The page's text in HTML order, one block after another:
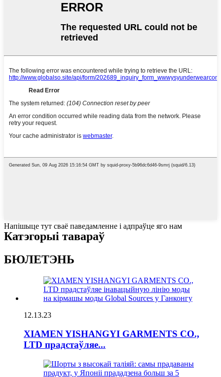
Напішыце тут сваё паведамленне і адпраўце яго нам
Катэгорыі тавараў
БЮЛЕТЭНЬ
12.13.23
XIAMEN YISHANGYI GARMENTS CO.,
LTD прадстаўляе...